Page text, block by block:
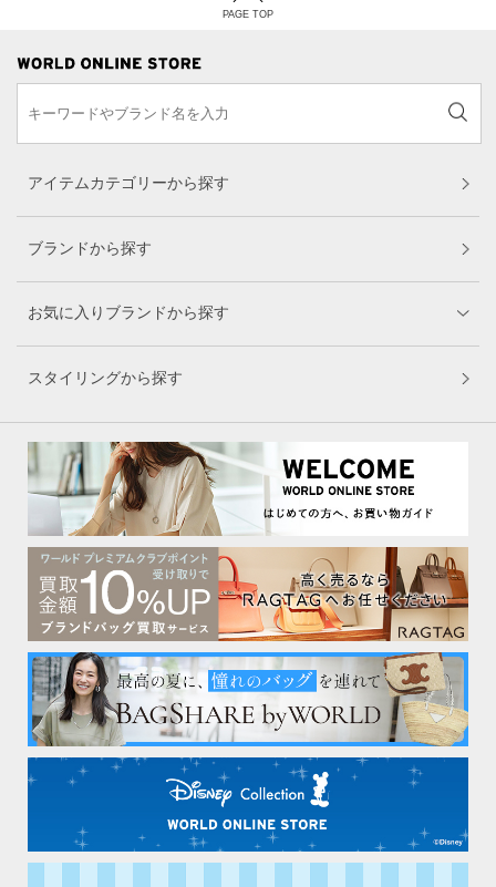
PAGE TOP
アイテムカテゴリーから探す
ブランドから探す
お気に入りブランドから探す
スタイリングから探す